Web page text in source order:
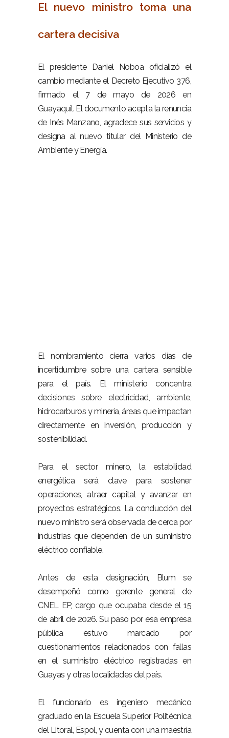
El nuevo ministro toma una
cartera decisiva
El presidente Daniel Noboa oficializó el
cambio mediante el Decreto Ejecutivo 376,
firmado el 7 de mayo de 2026 en
Guayaquil. El documento acepta la renuncia
de Inés Manzano, agradece sus servicios y
designa al nuevo titular del Ministerio de
Ambiente y Energía.
El nombramiento cierra varios días de
incertidumbre sobre una cartera sensible
para el país. El ministerio concentra
decisiones sobre electricidad, ambiente,
hidrocarburos y minería, áreas que impactan
directamente en inversión, producción y
sostenibilidad.
Para el sector minero, la estabilidad
energética será clave para sostener
operaciones, atraer capital y avanzar en
proyectos estratégicos. La conducción del
nuevo ministro será observada de cerca por
industrias que dependen de un suministro
eléctrico confiable.
Antes de esta designación, Blum se
desempeñó como gerente general de
CNEL EP, cargo que ocupaba desde el 15
de abril de 2026. Su paso por esa empresa
pública estuvo marcado por
cuestionamientos relacionados con fallas
en el suministro eléctrico registradas en
Guayas y otras localidades del país.
El funcionario es ingeniero mecánico
graduado en la Escuela Superior Politécnica
del Litoral, Espol, y cuenta con una maestría